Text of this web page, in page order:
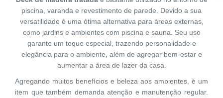
piscina, varanda e revestimento de parede. Devido a sua
versatilidade é uma ótima alternativa para áreas externas,
como jardins e ambientes com piscina e sauna. Seu uso
garante um toque especial, trazendo personalidade e
elegância para o ambiente, além de agregar bem-estar e
aumentar a área de lazer da casa.
Agregando muitos benefícios e beleza aos ambientes, é um
item que também demanda atenção e manutenção regular.